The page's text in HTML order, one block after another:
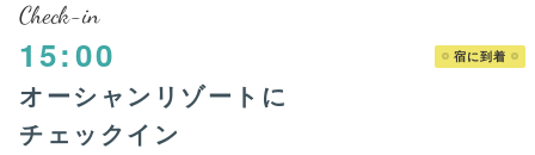
Check-in
15:00 宿に到着
オーシャンリゾートに
チェックイン